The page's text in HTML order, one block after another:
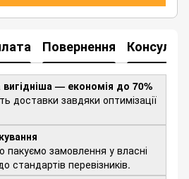
Повернення
— економія до 70%
доставки завдяки оптимізації
пакуємо замовлення у власні
стандартів перевізників.